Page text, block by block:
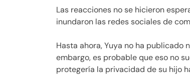
Las reacciones no se hicieron
inundaron las redes sociales de
Hasta ahora, Yuya no ha publicado
embargo, es probable que eso no
protegería la privacidad de su hijo